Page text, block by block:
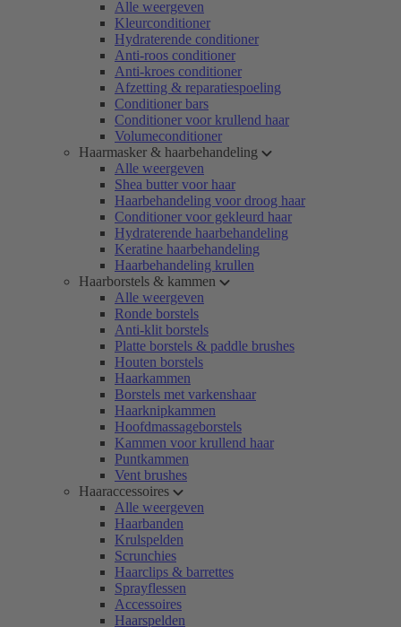
Alle weergeven
Kleurconditioner
Hydraterende conditioner
Anti-roos conditioner
Anti-kroes conditioner
Afzetting & reparatiespoeling
Conditioner bars
Conditioner voor krullend haar
Volumeconditioner
Haarmasker & haarbehandeling
Alle weergeven
Shea butter voor haar
Haarbehandeling voor droog haar
Conditioner voor gekleurd haar
Hydraterende haarbehandeling
Keratine haarbehandeling
Haarbehandeling krullen
Haarborstels & kammen
Alle weergeven
Ronde borstels
Anti-klit borstels
Platte borstels & paddle brushes
Houten borstels
Haarkammen
Borstels met varkenshaar
Haarknipkammen
Hoofdmassageborstels
Kammen voor krullend haar
Puntkammen
Vent brushes
Haaraccessoires
Alle weergeven
Haarbanden
Krulspelden
Scrunchies
Haarclips & barrettes
Sprayflessen
Accessoires
Haarspelden